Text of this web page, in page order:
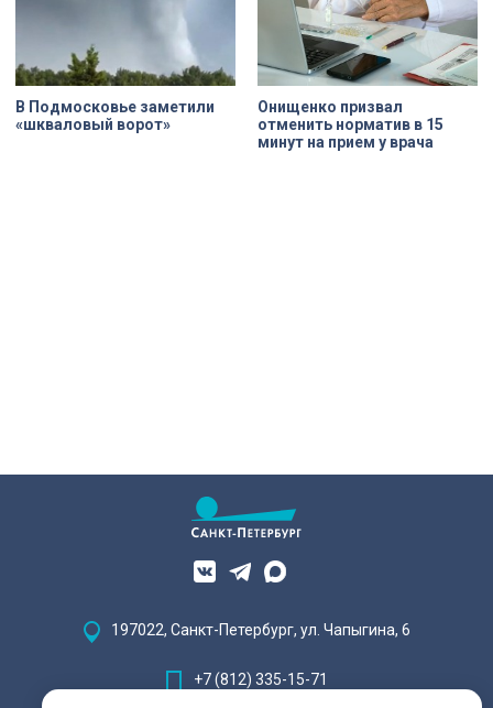
В Подмосковье заметили
«шкваловый ворот»
Онищенко призвал
отменить норматив в 15
минут на прием у врача
197022, Санкт-Петербург, ул. Чапыгина, 6
+7 (812) 335-15-71